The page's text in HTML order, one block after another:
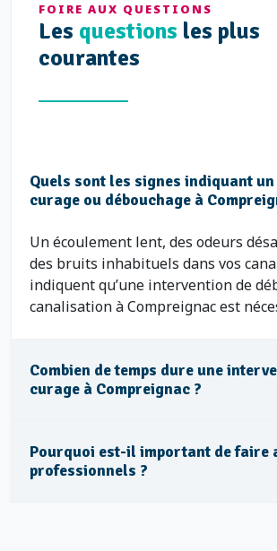
FOIRE AUX QUESTIONS
Les questions les plus
courantes
Quels sont les signes indiquant un
curage ou débouchage à
Un écoulement lent, des odeurs
des bruits inhabituels dans vos
indiquent qu’une intervention de
canalisation à Compreignac est
Combien de temps dure une
curage à Compreignac ?
Pourquoi est-il important de faire
professionnels ?